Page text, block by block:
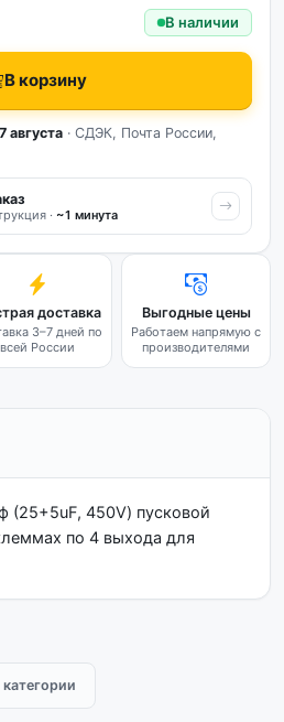
В наличии
В корзину
августа · СДЭК, Почта России,
· ~1 минута
доставка
3–7 дней по
всей России
Выгодные цены
Работаем напрямую с
производителями
(25+5uF, 450V) пусковой
по 4 выхода для
категории